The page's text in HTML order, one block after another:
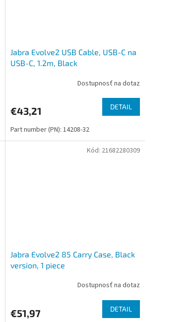
Jabra Evolve2 USB Cable, USB-C na
USB-C, 1.2m, Black
Dostupnosť na dotaz
€43,21 DETAIL
Part number (PN): 14208-32
Jabra Evolve2 85 Carry Case, Black
version, 1 piece
Dostupnosť na dotaz
€51,97 DETAIL
Kód: 21682280309